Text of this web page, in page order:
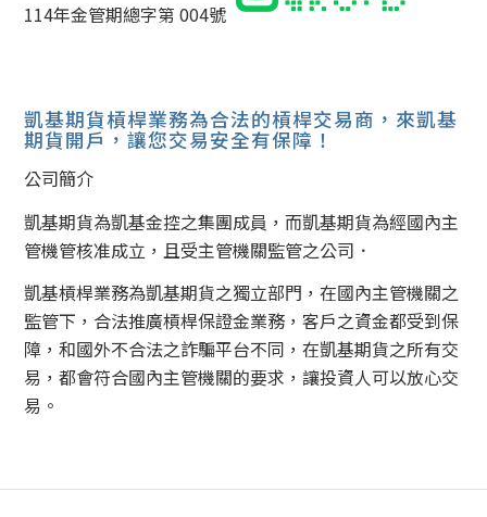
114年金管期總字第 004號
凱基期貨槓桿業務為合法的槓桿交易商，來凱基
期貨開戶，讓您交易安全有保障！
公司簡介
凱基期貨為凱基金控之集團成員，而凱基期貨為經國內主
管機管核准成立，且受主管機關監管之公司．
凱基槓桿業務為凱基期貨之獨立部門，在國內主管機關之
監管下，合法推廣槓桿保證金業務，客戶之資金都受到保
障，和國外不合法之詐騙平台不同，在凱基期貨之所有交
易，都會符合國內主管機關的要求，讓投資人可以放心交
易。